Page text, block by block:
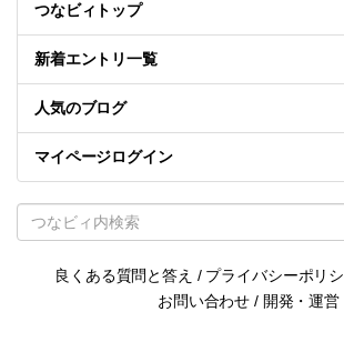
つなビィトップ
新着エントリ一覧
人気のブログ
マイページログイン
良くある質問と答え / プライバシーポリ
お問い合わせ / 開発・運営